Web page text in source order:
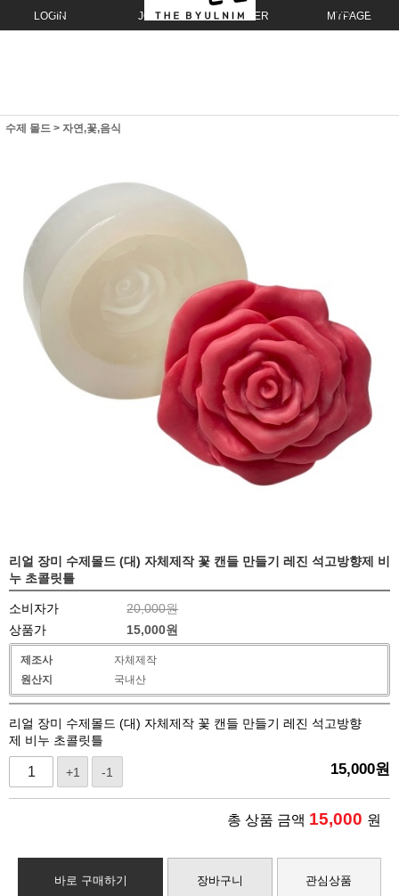
LOGIN JOIN ORDER MYPAGE
수제 몰드 > 자연,꽃,음식
리얼 장미 수제몰드 (대) 자체제작 꽃 캔들 만들기 레진 석고방향제 비
누 초콜릿틀
소비자가
20,000원
상품가
15,000원
제조사
자체제작
원산지
국내산
리얼 장미 수제몰드 (대) 자체제작 꽃 캔들 만들기 레진 석고방향
제 비누 초콜릿틀
+1 -1 15,000원
총 상품 금액 15,000 원
바로 구매하기 장바구니 관심상품